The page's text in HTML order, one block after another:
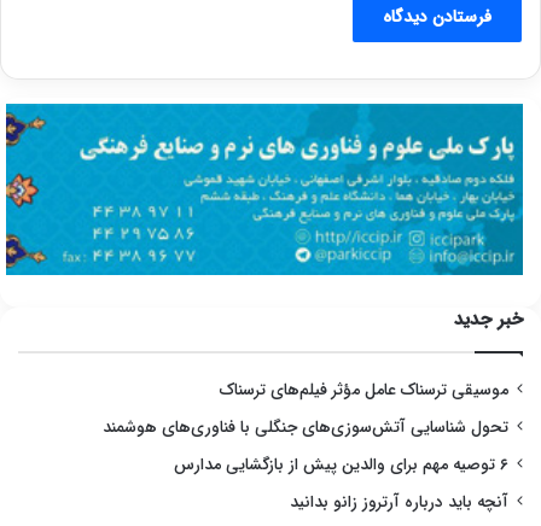
خبر جدید
موسیقی ترسناک عامل مؤثر فیلم‌های ترسناک
تحول شناسایی آتش‌سوزی‌های جنگلی با فناوری‌های هوشمند
۶ توصیه مهم برای والدین پیش از بازگشایی مدارس
آنچه باید درباره آرتروز زانو بدانید